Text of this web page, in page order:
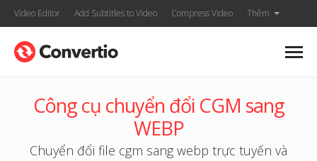
Video Editor Add Subtitles to Video Compress Video Thêm
Công cụ chuyển đổi CGM sang
WEBP
Chuyển đổi file cgm sang webp trực tuyến và